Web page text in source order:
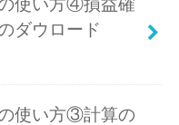
ダウロード
使い方③計算の